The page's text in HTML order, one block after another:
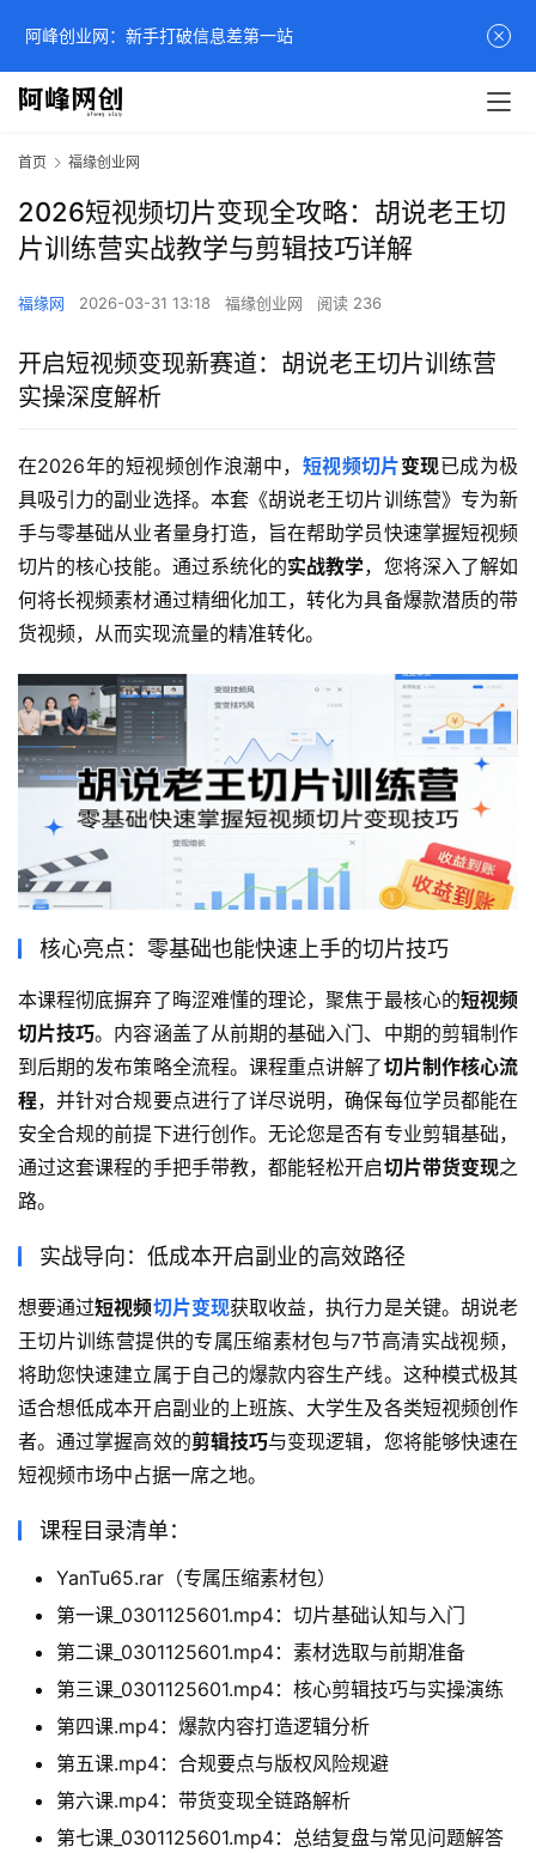
首页 福缘创业网
2026短视频切片变现全攻略：胡说老王切
片训练营实战教学与剪辑技巧详解
福缘网 2026-03-31 13:18 福缘创业网 阅读 236
开启短视频变现新赛道：胡说老王切片训练营
实操深度解析
在2026年的短视频创作浪潮中， 短视频切片变现已成为极
具吸引力的副业选择。本套《胡说老王切片训练营》专为新
手与零基础从业者量身打造，旨在帮助学员快速掌握短视频
切片的核心技能。通过系统化的实战教学，您将深入了解如
何将长视频素材通过精细化加工，转化为具备爆款潜质的带
货视频，从而实现流量的精准转化。
核心亮点：零基础也能快速上手的切片技巧
本课程彻底摒弃了晦涩难懂的理论，聚焦于最核心的短视频
切片技巧。内容涵盖了从前期的基础入门、中期的剪辑制作
到后期的发布策略全流程。课程重点讲解了切片制作核心流
程，并针对合规要点进行了详尽说明，确保每位学员都能在
安全合规的前提下进行创作。无论您是否有专业剪辑基础，
通过这套课程的手把手带教，都能轻松开启切片带货变现之
路。
实战导向：低成本开启副业的高效路径
想要通过短视频切片变现获取收益，执行力是关键。胡说老
王切片训练营提供的专属压缩素材包与7节高清实战视频，
将助您快速建立属于自己的爆款内容生产线。这种模式极其
适合想低成本开启副业的上班族、大学生及各类短视频创作
者。通过掌握高效的剪辑技巧与变现逻辑，您将能够快速在
短视频市场中占据一席之地。
课程目录清单：
YanTu65.rar（专属压缩素材包）
第一课_0301125601.mp4：切片基础认知与入门
第二课_0301125601.mp4：素材选取与前期准备
第三课_0301125601.mp4：核心剪辑技巧与实操演练
第四课.mp4：爆款内容打造逻辑分析
第五课.mp4：合规要点与版权风险规避
第六课.mp4：带货变现全链路解析
第七课_0301125601.mp4：总结复盘与常见问题解答
阿峰创业网：新手打破信息差第一站